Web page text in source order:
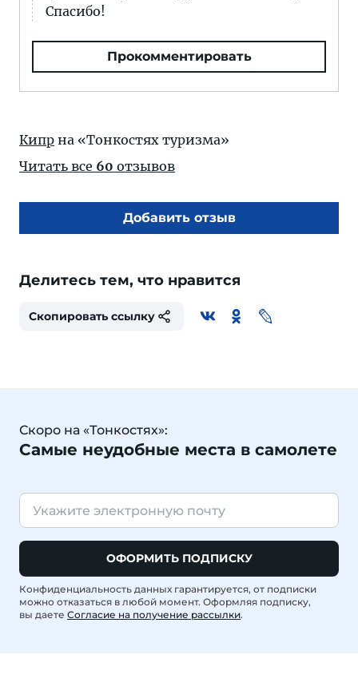
Спасибо!
Прокомментировать
Кипр на «Тонкостях туризма»
Читать все 60 отзывов
Добавить отзыв
Делитесь тем, что нравится
Скопировать ссылку
Скоро на «Тонкостях»:
Самые неудобные места в самолете
ОФОРМИТЬ ПОДПИСКУ
Конфиденциальность данных гарантируется, от подписки
можно отказаться в любой момент. Оформляя подписку,
вы даете Согласие на получение рассылки.